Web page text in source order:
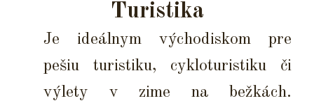
Turistika
Je ideálnym východiskom pre
pešiu turistiku, cykloturistiku či
výlety v zime na bežkách.